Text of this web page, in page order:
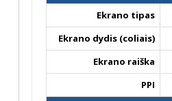
Ekrano tipas
Ekrano dydis (coliais)
Ekrano raiška
PPI